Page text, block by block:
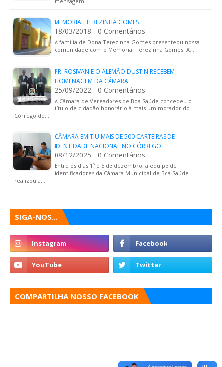
MEMORIAL TEREZINHA GOMES
18/03/2018 - 0 Comentários
A família de Dona Terezinha Gomes presenteou nossa
comunidade com o Memorial Terezinha Gomes. A…
PR. ROSIVAN E O ALEMÃO DUSTIN RECEBEM
HOMENAGEM DA CÂMARA
25/09/2022 - 0 Comentários
A Câmara de Vereadores de Boa Saúde concedeu o
título de cidadão honorário à mais um morador do
Córrego de…
CÂMARA EMITIU MAIS DE 500 CARTEIRAS DE
IDENTIDADE NACIONAL NO CÓRREGO
08/12/2025 - 0 Comentários
Entre os dias 1º e 5 de dezembro, a equipe de
identificadores da Câmara Municipal de Boa Saúde
realizou a…
SIGA-NOS...
COMPARTILHA NOSSO FACEBOOK